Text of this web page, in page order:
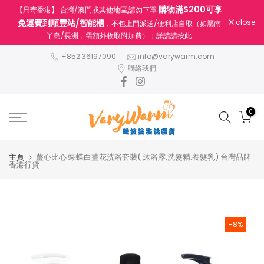
【只寄香港】 台灣/澳門或其他地區,請勿下單購物滿$200可享
免運費到順豐站/智能櫃，不包上門派送/便利店自取（如屬南
丫島/長洲，需額外收取附加費）；詳請請按此
close
+852 36197090
info@varywarm.com
聯絡我們
0
主頁 薑心比心 蝴蝶白薑花洗浴套裝( 沐浴露.洗髮精.養髮乳) 台灣品牌
香港行貨
-8%